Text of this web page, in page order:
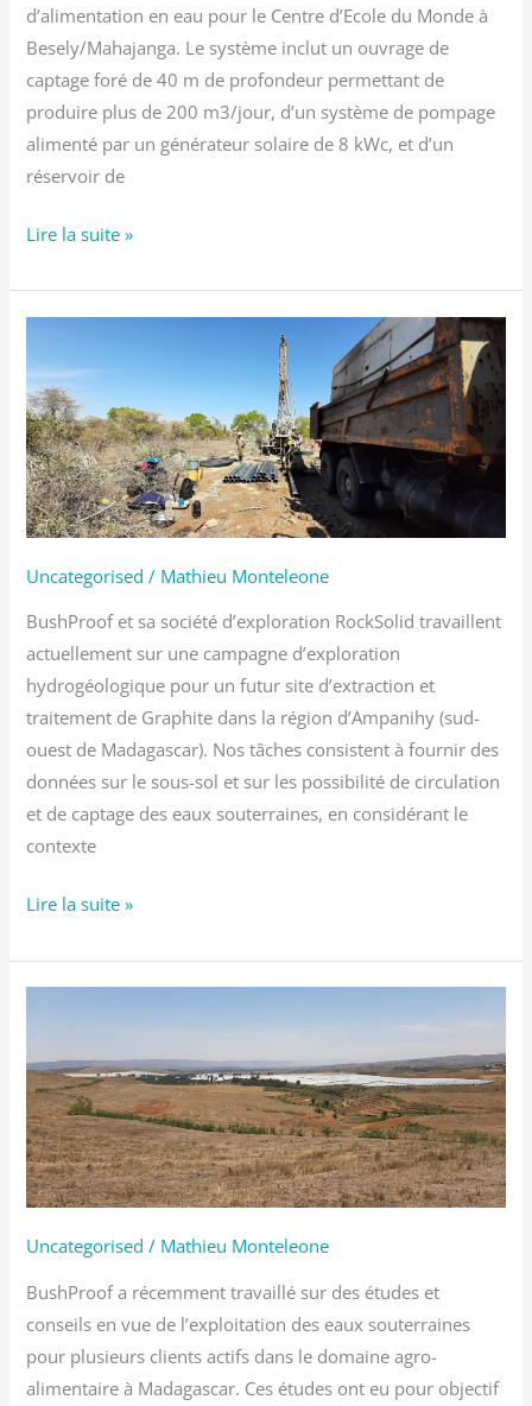
d’alimentation en eau pour le Centre d’Ecole du Monde à
Besely/Mahajanga. Le système inclut un ouvrage de
captage foré de 40 m de profondeur permettant de
produire plus de 200 m3/jour, d’un système de pompage
alimenté par un générateur solaire de 8 kWc, et d’un
réservoir de
Lire la suite »
Uncategorised / Mathieu Monteleone
BushProof et sa société d’exploration RockSolid travaillent
actuellement sur une campagne d’exploration
hydrogéologique pour un futur site d’extraction et
traitement de Graphite dans la région d’Ampanihy (sud-
ouest de Madagascar). Nos tâches consistent à fournir des
données sur le sous-sol et sur les possibilité de circulation
et de captage des eaux souterraines, en considérant le
contexte
de
reconnaissance
hydrogéologique
pour
un
site
Lire la suite »
Uncategorised / Mathieu Monteleone
BushProof a récemment travaillé sur des études et
conseils en vue de l’exploitation des eaux souterraines
pour plusieurs clients actifs dans le domaine agro-
alimentaire à Madagascar. Ces études ont eu pour objectif
ressources
en
eau
souterraine
et
d’exploitation